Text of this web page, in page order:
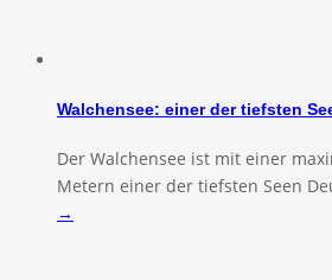
Walchensee: einer der tiefsten
Der Walchensee ist mit einer
Metern einer der tiefsten Seen
→